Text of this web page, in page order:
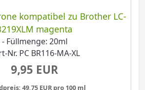
kompatibel zu Brother LC-
magenta
- Füllmenge: 20ml
Nr. PC BR116-MA-XL
9,95 EUR
49,75 EUR pro 100 ml